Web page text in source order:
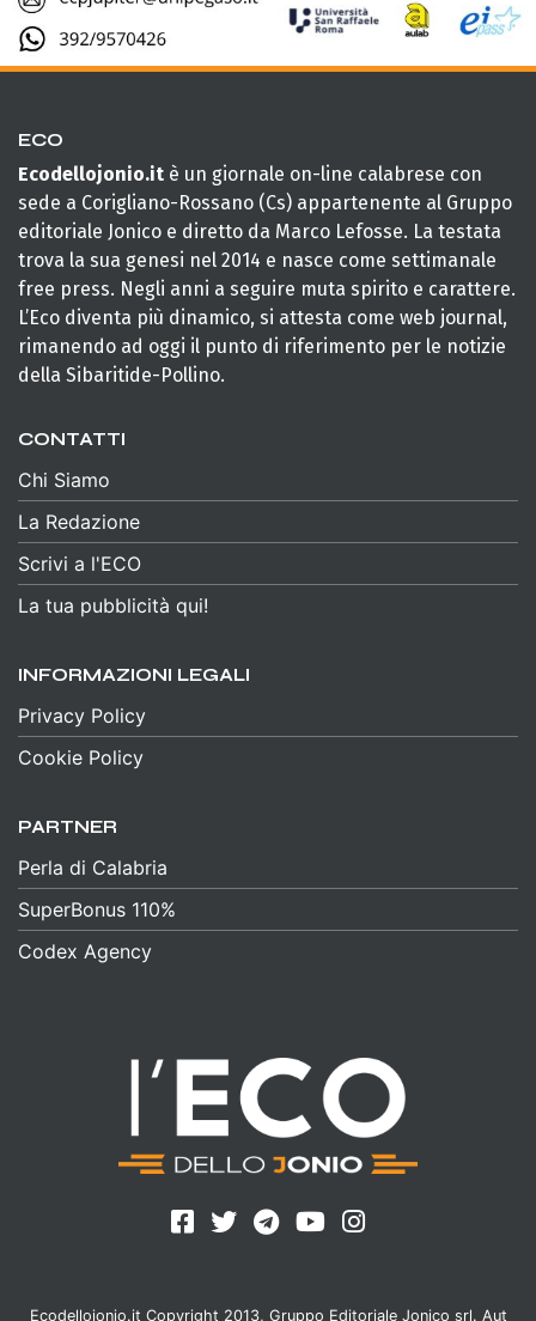
ECO
Ecodellojonio.it è un giornale on-line calabrese con
sede a Corigliano-Rossano (Cs) appartenente al Gruppo
editoriale Jonico e diretto da Marco Lefosse. La testata
trova la sua genesi nel 2014 e nasce come settimanale
free press. Negli anni a seguire muta spirito e carattere.
L’Eco diventa più dinamico, si attesta come web journal,
rimanendo ad oggi il punto di riferimento per le notizie
della Sibaritide-Pollino.
CONTATTI
Chi Siamo
La Redazione
Scrivi a l'ECO
La tua pubblicità qui!
INFORMAZIONI LEGALI
Privacy Policy
Cookie Policy
PARTNER
Perla di Calabria
SuperBonus 110%
Codex Agency
Ecodellojonio.it Copyright 2013, Gruppo Editoriale Jonico srl. Aut